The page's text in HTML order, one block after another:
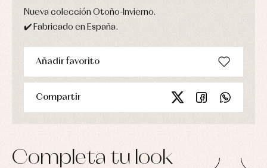
Nueva colección Otoño-Invierno.
✔️ Fabricado en España.
Añadir favorito
Compartir
Completa tu look